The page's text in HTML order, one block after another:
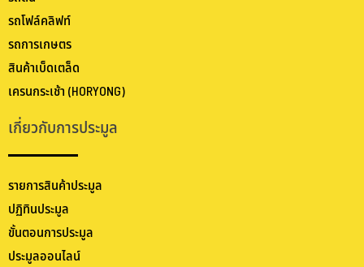
รถโฟล์คลิฟท์
รถการเกษตร
สินค้าเบ็ดเตล็ด
เครนกระเช้า (HORYONG)
เกี่ยวกับการประมูล
รายการสินค้าประมูล
ปฏิทินประมูล
ขั้นตอนการประมูล
ประมูลออนไลน์